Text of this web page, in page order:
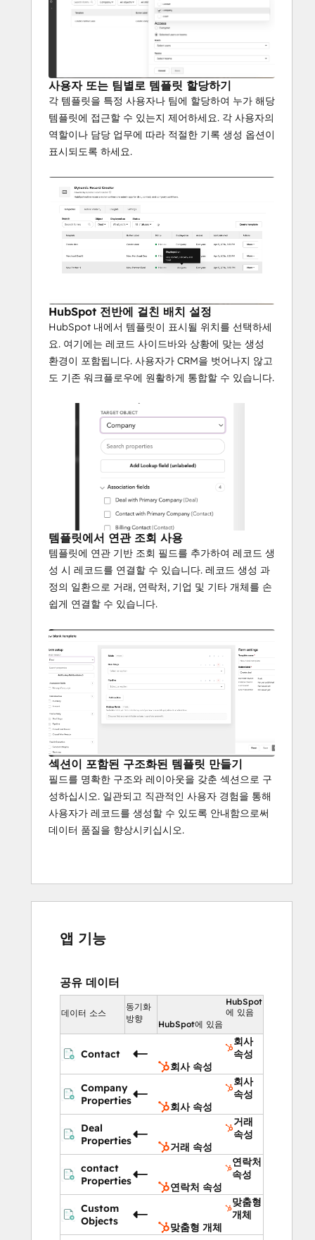
사용자 또는 팀별로 템플릿 할당하기
각 템플릿을 특정 사용자나 팀에 할당하여 누가 해당
템플릿에 접근할 수 있는지 제어하세요. 각 사용자의
역할이나 담당 업무에 따라 적절한 기록 생성 옵션이
표시되도록 하세요.
HubSpot 전반에 걸친 배치 설정
HubSpot 내에서 템플릿이 표시될 위치를 선택하세
요. 여기에는 레코드 사이드바와 상황에 맞는 생성
환경이 포함됩니다. 사용자가 CRM을 벗어나지 않고
도 기존 워크플로우에 원활하게 통합할 수 있습니다.
템플릿에서 연관 조회 사용
템플릿에 연관 기반 조회 필드를 추가하여 레코드 생
성 시 레코드를 연결할 수 있습니다. 레코드 생성 과
정의 일환으로 거래, 연락처, 기업 및 기타 개체를 손
쉽게 연결할 수 있습니다.
섹션이 포함된 구조화된 템플릿 만들기
필드를 명확한 구조와 레이아웃을 갖춘 섹션으로 구
성하십시오. 일관되고 직관적인 사용자 경험을 통해
사용자가 레코드를 생성할 수 있도록 안내함으로써
데이터 품질을 향상시키십시오.
앱 기능
공유 데이터
데이터 소스
동기화
방향
HubSpot
에 있음
HubSpot에 있음
Contact
회사
속성
회사 속성
Company
Properties
회사
속성
회사 속성
Deal
Properties
거래
속성
거래 속성
contact
Properties
연락처
속성
연락처 속성
Custom
Objects
맞춤형
개체
맞춤형 개체